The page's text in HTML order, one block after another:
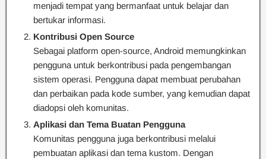
menjadi tempat yang bermanfaat untuk belajar dan
bertukar informasi.
Kontribusi Open Source
Sebagai platform open-source, Android memungkinkan
pengguna untuk berkontribusi pada pengembangan
sistem operasi. Pengguna dapat membuat perubahan
dan perbaikan pada kode sumber, yang kemudian dapat
diadopsi oleh komunitas.
Aplikasi dan Tema Buatan Pengguna
Komunitas pengguna juga berkontribusi melalui
pembuatan aplikasi dan tema kustom. Dengan